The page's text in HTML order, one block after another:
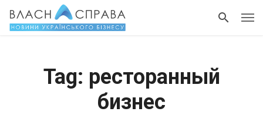
Tag: ресторанный
бизнес